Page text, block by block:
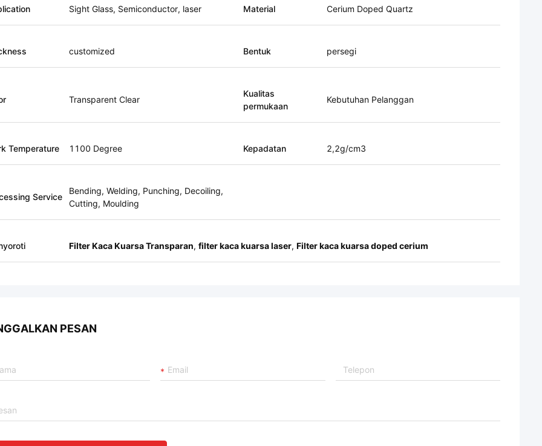
Sight Glass, Semiconductor, laser Material Cerium Doped Quartz
customized Bentuk persegi
Transparent Clear
Kualitas
permukaan
Kebutuhan Pelanggan
Temperature 1100 Degree Kepadatan 2,2g/cm3
Service
Bending, Welding, Punching, Decoiling,
Cutting, Moulding
Filter Kaca Kuarsa Transparan, filter kaca kuarsa laser, Filter kaca kuarsa doped cerium
PESAN